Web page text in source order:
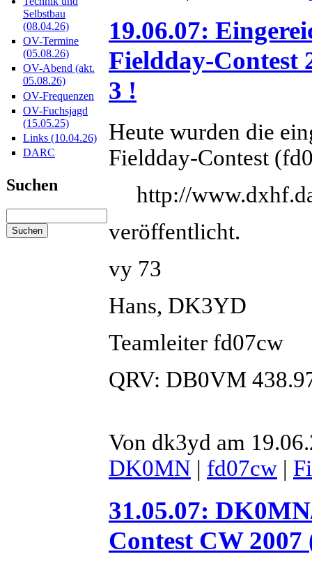
Selbstbau
(08.04.26)
OV-Termine
(05.08.26)
OV-Abend (akt.
05.08.26)
OV-Frequenzen
OV-Fuchsjagd
(15.05.25)
Links (10.04.26)
DARC
Suchen
19.06.07:
Fieldday-Contest
3 !
Heute wurden die
Fieldday-Contest
http://
veröffentlicht.
vy 73
Hans, DK3YD
Teamleiter fd07cw
QRV: DB0VM
Von dk3yd am
DK0MN | fd07cw |
31.05.07:
Contest CW 2007